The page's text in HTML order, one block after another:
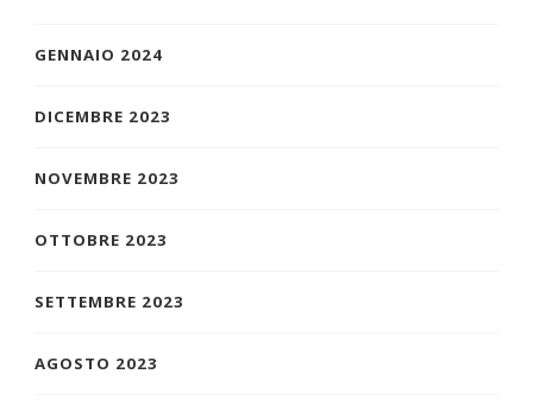
GENNAIO 2024
DICEMBRE 2023
NOVEMBRE 2023
OTTOBRE 2023
SETTEMBRE 2023
AGOSTO 2023